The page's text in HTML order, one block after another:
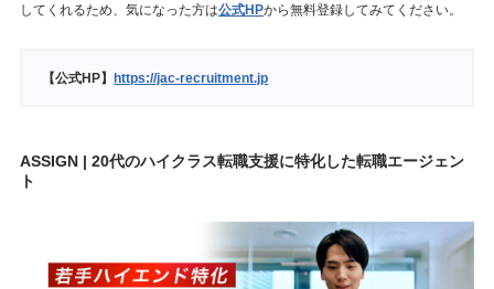
してくれるため、気になった方は公式HPから無料登録してみてください。
【公式HP】 https://jac-recruitment.jp
ASSIGN | 20代のハイクラス転職支援に特化した転職エージェン
ト